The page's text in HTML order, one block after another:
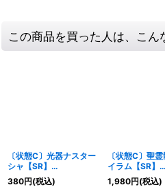
この商品を買った人は、こん
〔状態C〕光器ナスター
シャ【SR】
{DM08S1/S5}《光》
380円(税込)
〔状態C〕聖
イラム【SR】
{DM13S3/S5}
1,980円(税込)